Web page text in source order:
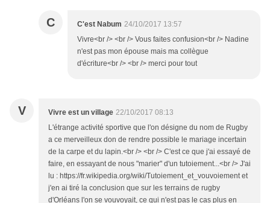
C C'est Nabum 24/10/2017 13:57
Vivre<br /> <br /> Vous faites confusion<br /> Nadine
n'est pas mon épouse mais ma collègue
d'écriture<br /> <br /> merci pour tout
V Vivre est un village 22/10/2017 08:13
L'étrange activité sportive que l'on désigne du nom de Rugby
a ce merveilleux don de rendre possible le mariage incertain
de la carpe et du lapin.<br /> <br /> C'est ce que j'ai essayé de
faire, en essayant de nous "marier" d'un tutoiement...<br /> J'ai
lu : https://fr.wikipedia.org/wiki/Tutoiement_et_vouvoiement et
j'en ai tiré la conclusion que sur les terrains de rugby
d'Orléans l'on se vouvoyait, ce qui n'est pas le cas plus en